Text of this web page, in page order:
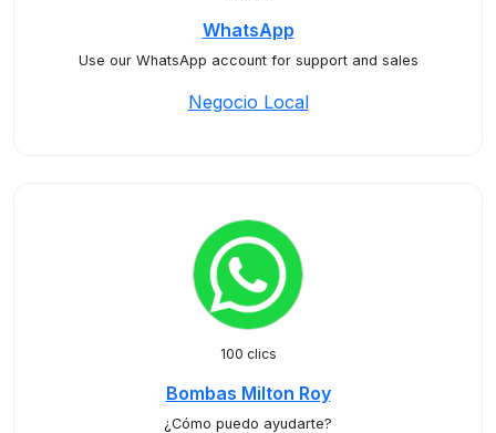
WhatsApp
Use our WhatsApp account for support and sales
Negocio Local
100 clics
Bombas Milton Roy
¿Cómo puedo ayudarte?